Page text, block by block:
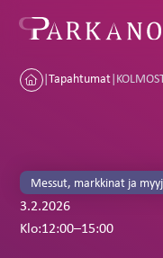
|Tapahtumat|
Messut, markkinat ja
3.2.2026
Klo:12:00–15:00